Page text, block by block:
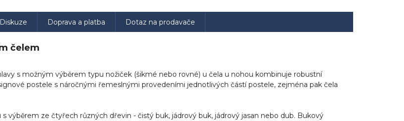
Diskuze Doprava a platba Dotaz na prodavače
čelem
s možným výběrem typu nožiček (šikmé nebo rovné) u čela u nohou kombinuje robustní
postele s náročnými řemeslnými provedeními jednotlivých částí postele, zejména pak čela
výběrem ze čtyřech různých dřevin - čistý buk, jádrový buk, jádrový jasan nebo dub. Bukový